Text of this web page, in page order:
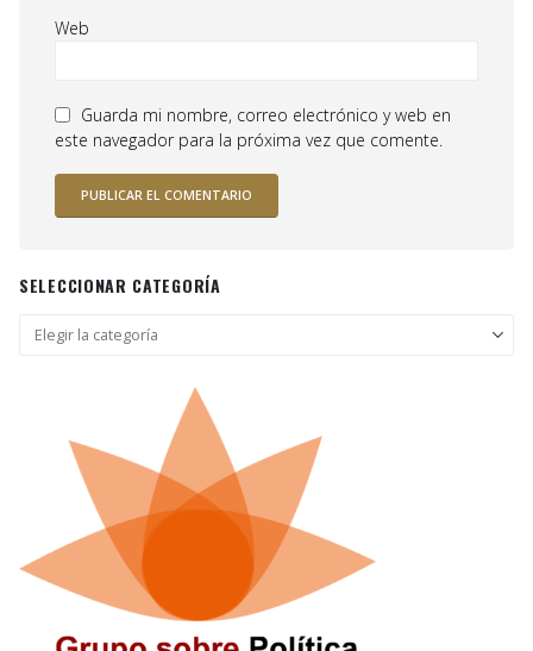
Web
Guarda mi nombre, correo electrónico y web en
este navegador para la próxima vez que comente.
SELECCIONAR CATEGORÍA
Seleccionar
categoría